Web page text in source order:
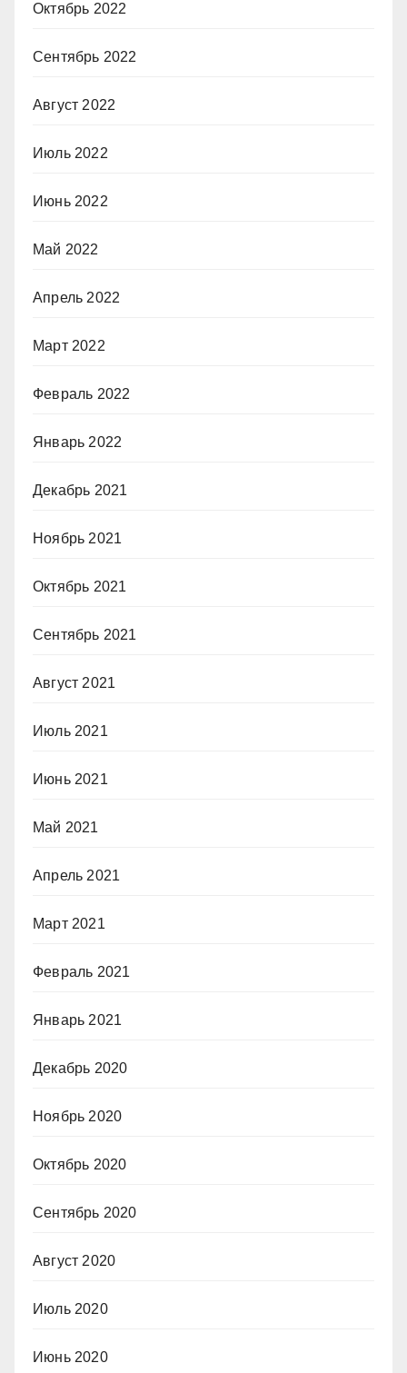
Октябрь 2022
Сентябрь 2022
Август 2022
Июль 2022
Июнь 2022
Май 2022
Апрель 2022
Март 2022
Февраль 2022
Январь 2022
Декабрь 2021
Ноябрь 2021
Октябрь 2021
Сентябрь 2021
Август 2021
Июль 2021
Июнь 2021
Май 2021
Апрель 2021
Март 2021
Февраль 2021
Январь 2021
Декабрь 2020
Ноябрь 2020
Октябрь 2020
Сентябрь 2020
Август 2020
Июль 2020
Июнь 2020